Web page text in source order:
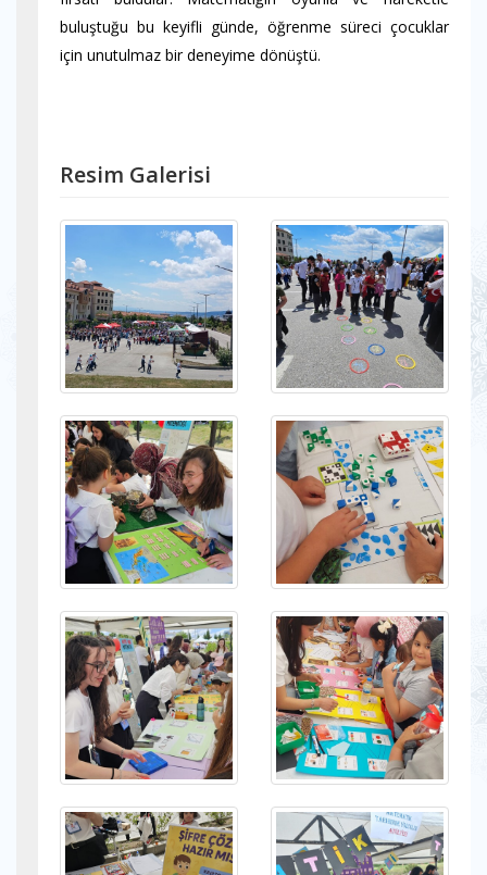
buluştuğu bu keyifli günde, öğrenme süreci çocuklar
için unutulmaz bir deneyime dönüştü.
Resim Galerisi